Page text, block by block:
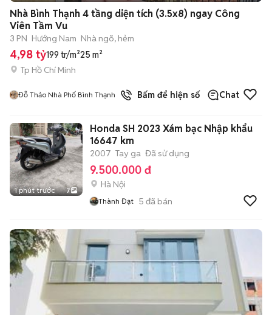
Nhà Bình Thạnh 4 tầng diện tích (3.5x8) ngay Công
Viên Tầm Vu
3 PN Hướng Nam Nhà ngõ, hẻm
4,98 tỷ199 tr/m²25 m²
Tp Hồ Chí Minh
Đỗ Thảo Nhà Phố Bình Thạnh Bấm để hiện số Chat
1 phút trước 7
Honda SH 2023 Xám bạc Nhập khẩu
16647 km
2007 Tay ga Đã sử dụng
9.500.000 đ
Hà Nội
Thành Đạt 5 đã bán